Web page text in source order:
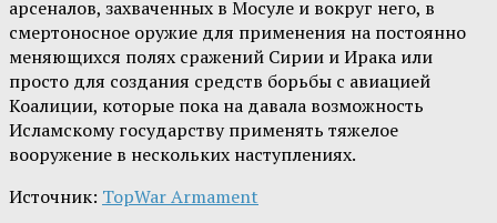
арсеналов, захваченных в Мосуле и вокруг него, в
смертоносное оружие для применения на постоянно
меняющихся полях сражений Сирии и Ирака или
просто для создания средств борьбы с авиацией
Коалиции, которые пока на давала возможность
Исламскому государству применять тяжелое
вооружение в нескольких наступлениях.
Источник: TopWar Armament